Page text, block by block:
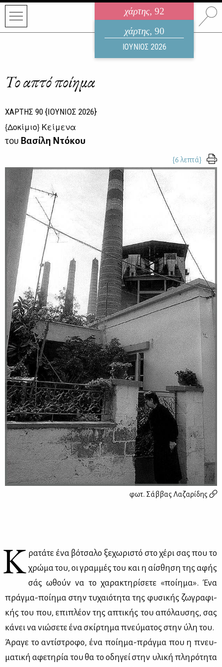
χάρτης, 92
ηλεκτρονικό περιοδικό
ΑΥΓΟΥΣΤΟΣ 2026
χάρτης, 90
ΙΟΥΝΙΟΣ 2026
Το απτό ποίημα
ΧΑΡΤΗΣ 90 {ΙΟΥΝΙΟΣ 2026}
{Δοκίμιο} Κείμενα
του Βασίλη Ντόκου
{6 λεπτά}
φωτ. Σάββας Λαζαρίδης
Κ ρα­τά­τε ένα βό­τσα­λο ξε­χω­ρι­στό στο χέ­ρι σας που το
χρώ­μα του, οι γραμ­μές του και η αί­σθη­ση της αφής
σάς ωθούν να το χα­ρα­κτη­ρί­σε­τε «ποί­η­μα». Ένα
πράγ­μα-ποί­η­μα στην τυ­χαιό­τη­τα της φυ­σι­κής ζω­γρα­φι­
κής του που, επι­πλέ­ον της απτι­κής του από­λαυ­σης, σας
κά­νει να νιώ­σε­τε ένα σκίρ­τη­μα πνεύ­μα­τος στην ύλη του.
Άρα­γε το αντί­στρο­φο, ένα ποί­η­μα-πράγ­μα που η πνευ­
μα­τι­κή αφε­τη­ρία του θα το οδη­γεί στην υλι­κή πλη­ρό­τη­τα